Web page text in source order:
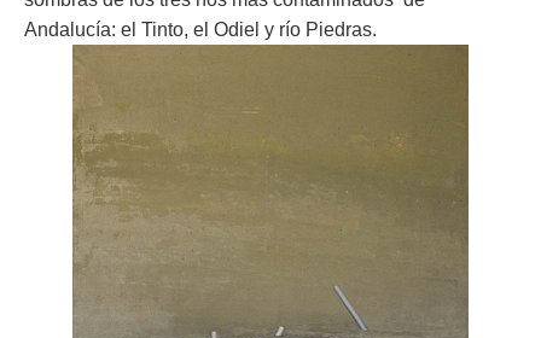
Andalucía: el Tinto, el Odiel y río Piedras.